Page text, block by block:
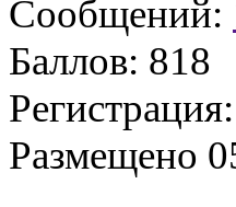
Сообщений:
Баллов: 818
Регистрация:
Размещено